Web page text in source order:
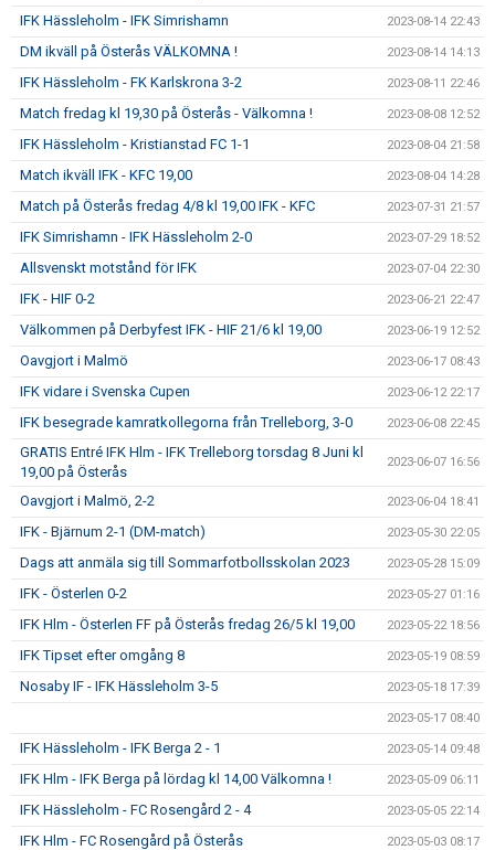
IFK Hässleholm - IFK Simrishamn 2023-08-14 22:43
DM ikväll på Österås VÄLKOMNA ! 2023-08-14 14:13
IFK Hässleholm - FK Karlskrona 3-2 2023-08-11 22:46
Match fredag kl 19,30 på Österås - Välkomna ! 2023-08-08 12:52
IFK Hässleholm - Kristianstad FC 1-1 2023-08-04 21:58
Match ikväll IFK - KFC 19,00 2023-08-04 14:28
Match på Österås fredag 4/8 kl 19,00 IFK - KFC 2023-07-31 21:57
IFK Simrishamn - IFK Hässleholm 2-0 2023-07-29 18:52
Allsvenskt motstånd för IFK 2023-07-04 22:30
IFK - HIF 0-2 2023-06-21 22:47
Välkommen på Derbyfest IFK - HIF 21/6 kl 19,00 2023-06-19 12:52
Oavgjort i Malmö 2023-06-17 08:43
IFK vidare i Svenska Cupen 2023-06-12 22:17
IFK besegrade kamratkollegorna från Trelleborg, 3-0 2023-06-08 22:45
GRATIS Entré IFK Hlm - IFK Trelleborg torsdag 8 Juni kl
19,00 på Österås
2023-06-07 16:56
Oavgjort i Malmö, 2-2 2023-06-04 18:41
IFK - Bjärnum 2-1 (DM-match) 2023-05-30 22:05
Dags att anmäla sig till Sommarfotbollsskolan 2023 2023-05-28 15:09
IFK - Österlen 0-2 2023-05-27 01:16
IFK Hlm - Österlen FF på Österås fredag 26/5 kl 19,00 2023-05-22 18:56
IFK Tipset efter omgång 8 2023-05-19 08:59
Nosaby IF - IFK Hässleholm 3-5 2023-05-18 17:39
2023-05-17 08:40
IFK Hässleholm - IFK Berga 2 - 1 2023-05-14 09:48
IFK Hlm - IFK Berga på lördag kl 14,00 Välkomna ! 2023-05-09 06:11
IFK Hässleholm - FC Rosengård 2 - 4 2023-05-05 22:14
IFK Hlm - FC Rosengård på Österås 2023-05-03 08:17